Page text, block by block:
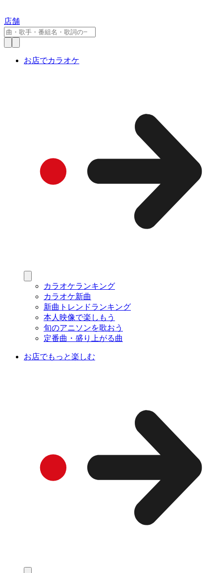
店舗
お店でカラオケ
カラオケランキング
カラオケ新曲
新曲トレンドランキング
本人映像で楽しもう
旬のアニソンを歌おう
定番曲・盛り上がる曲
お店でもっと楽しむ